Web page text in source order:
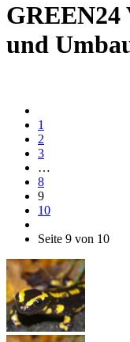
GREEN24
und
1
2
3
…
8
9
10
Seite 9 von 10